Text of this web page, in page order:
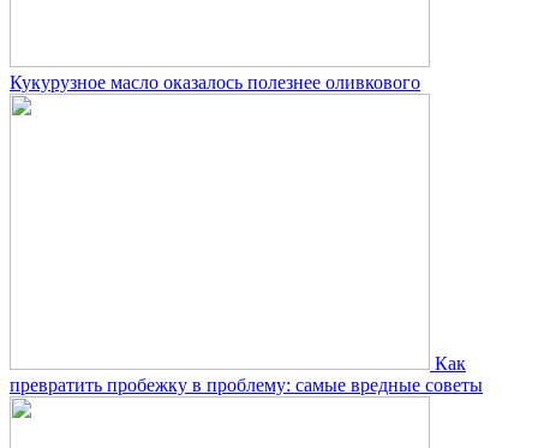
Кукурузное масло оказалось полезнее оливкового
Как
превратить пробежку в проблему: самые вредные советы